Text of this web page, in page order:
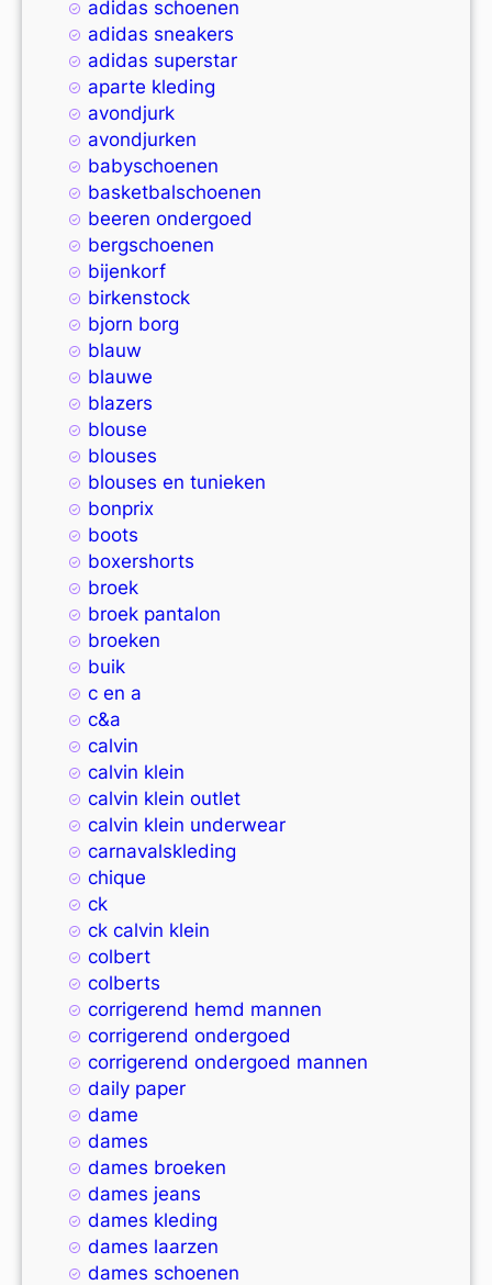
adidas schoenen
adidas sneakers
adidas superstar
aparte kleding
avondjurk
avondjurken
babyschoenen
basketbalschoenen
beeren ondergoed
bergschoenen
bijenkorf
birkenstock
bjorn borg
blauw
blauwe
blazers
blouse
blouses
blouses en tunieken
bonprix
boots
boxershorts
broek
broek pantalon
broeken
buik
c en a
c&a
calvin
calvin klein
calvin klein outlet
calvin klein underwear
carnavalskleding
chique
ck
ck calvin klein
colbert
colberts
corrigerend hemd mannen
corrigerend ondergoed
corrigerend ondergoed mannen
daily paper
dame
dames
dames broeken
dames jeans
dames kleding
dames laarzen
dames schoenen